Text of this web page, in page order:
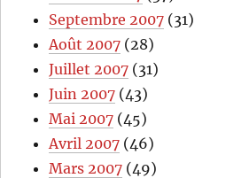
Septembre 2007 (31)
Août 2007 (28)
Juillet 2007 (31)
Juin 2007 (43)
Mai 2007 (45)
Avril 2007 (46)
Mars 2007 (49)